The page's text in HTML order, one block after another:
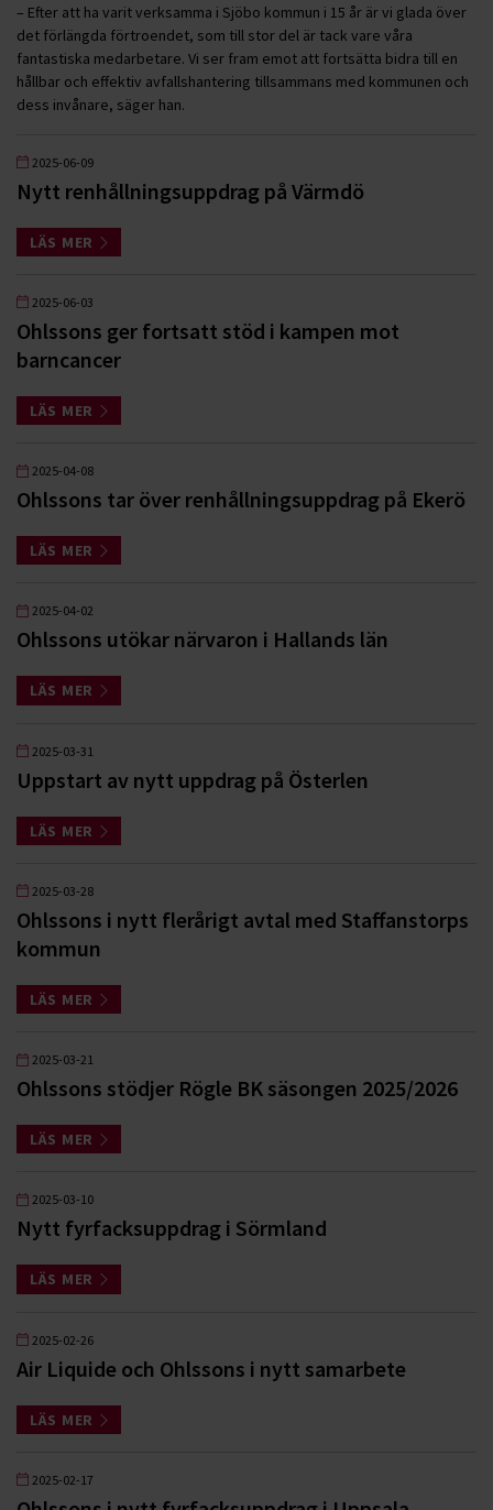
– Efter att ha varit verksamma i Sjöbo kommun i 15 år är vi glada över
det förlängda förtroendet, som till stor del är tack vare våra
fantastiska medarbetare. Vi ser fram emot att fortsätta bidra till en
hållbar och effektiv avfallshantering tillsammans med kommunen och
dess invånare, säger han.
2025-06-09
Nytt renhållningsuppdrag på Värmdö
LÄS MER
2025-06-03
Ohlssons ger fortsatt stöd i kampen mot
barncancer
LÄS MER
2025-04-08
Ohlssons tar över renhållningsuppdrag på Ekerö
LÄS MER
2025-04-02
Ohlssons utökar närvaron i Hallands län
LÄS MER
2025-03-31
Uppstart av nytt uppdrag på Österlen
LÄS MER
2025-03-28
Ohlssons i nytt flerårigt avtal med Staffanstorps
kommun
LÄS MER
2025-03-21
Ohlssons stödjer Rögle BK säsongen 2025/2026
LÄS MER
2025-03-10
Nytt fyrfacksuppdrag i Sörmland
LÄS MER
2025-02-26
Air Liquide och Ohlssons i nytt samarbete
LÄS MER
2025-02-17